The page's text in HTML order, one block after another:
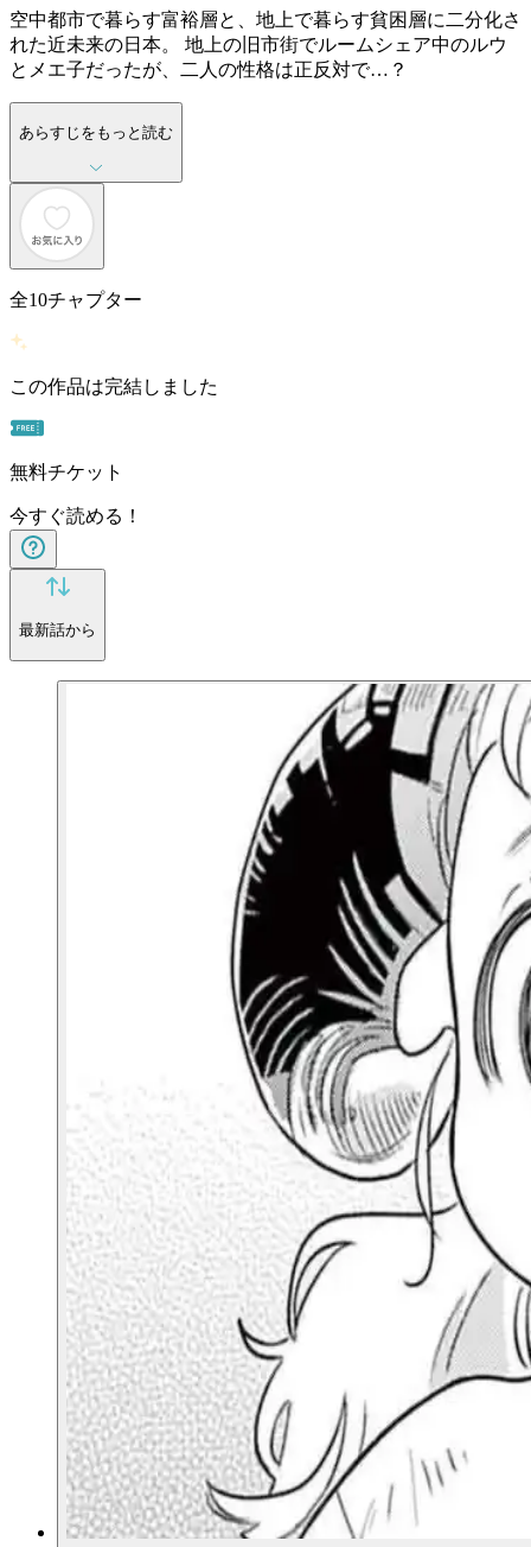
空中都市で暮らす富裕層と、地上で暮らす貧困層に二分化さ
れた近未来の日本。 地上の旧市街でルームシェア中のルウ
とメエ子だったが、二人の性格は正反対で…？
あらすじをもっと読む
全10チャプター
この作品は完結しました
無料チケット
今すぐ読める！
最新話から